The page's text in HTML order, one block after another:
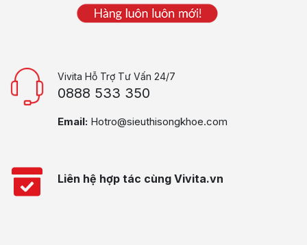
Vivita Hỗ Trợ Tư Vấn 24/7
0888 533 350
Email: Hotro@sieuthisongkhoe.com
Liên hệ hợp tác cùng Vivita.vn